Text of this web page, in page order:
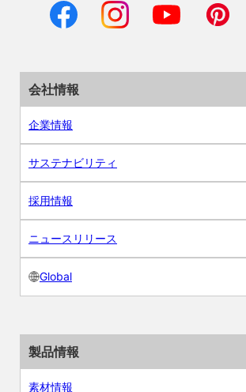
会社情報
企業情報
サステナビリティ
採用情報
ニュースリリース
Global
製品情報
素材情報